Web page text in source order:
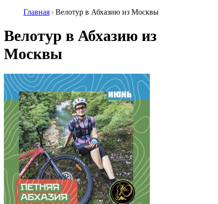
Главная
Велотур в Абхазию из Москвы
Велотур в Абхазию из
Москвы